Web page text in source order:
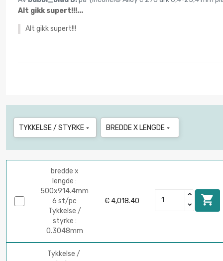
Alt gikk supert!!!...
Alt gikk supert!!!
TYKKELSE / STYRKE  BREDDE X LENGDE 
bredde x
lengde :
500x914.4mm
6 st/pc
Tykkelse /
styrke :
0.3048mm
€ 4,018.40 
Tykkelse /